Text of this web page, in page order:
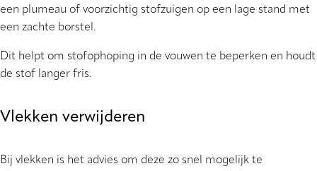
een plumeau of voorzichtig stofzuigen op een lage stand met
een zachte borstel.
Dit helpt om stofophoping in de vouwen te beperken en houdt
de stof langer fris.
Vlekken verwijderen
Bij vlekken is het advies om deze zo snel mogelijk te